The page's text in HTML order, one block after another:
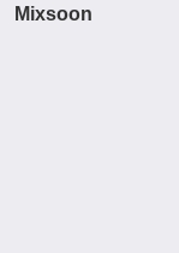
Mixsoon